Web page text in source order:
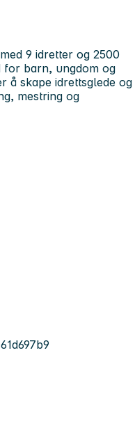
9 idretter og 2500
for barn, ungdom og
å skape idrettsglede og
mestring og